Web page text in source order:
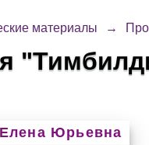
материалы →
Юрьевна